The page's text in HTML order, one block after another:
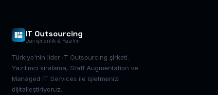
IT Outsourcing
Danışmanlık & Yazılım
Türkiye'nin lider IT Outsourcing şirketi.
Yazılımcı kiralama, Staff Augmentation ve
Managed IT Services ile işletmenizi
dijitalleştiriyoruz.